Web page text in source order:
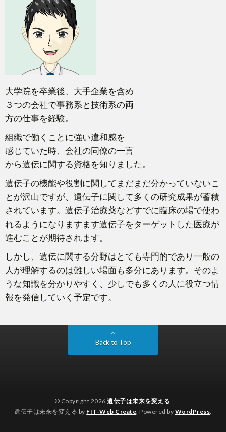
大学院を卒業後、大手企業を含め
３つの会社で事務系と技術系の両
方の仕事を経験。
組織で働くことに強い違和感を
感じていた時、会社の同僚の一言
から遺伝に関する資格を知りました。
遺伝子の機能や役割に関してまだまだ分かっていないこ
とが沢山ですが、遺伝子に関して多くの研究成果が蓄積
されています。遺伝子治療薬などすでに臨床の場で使わ
れるようになりますます遺伝子をターゲットした医療が
進むことが期待されます。
しかし、遺伝に関する分野はとても専門的であり一般の
人が理解するのは難しい場面も多分にあります。そのよ
うな知識を分かりやすく、少しでも多くの人に役立つ情
報を発信していく予定です。
Back to Top
© Copyright 2026 遺伝子は未来を変える.
遺伝子は未来を変える by FIT-Web Create. Powered by WordPress.